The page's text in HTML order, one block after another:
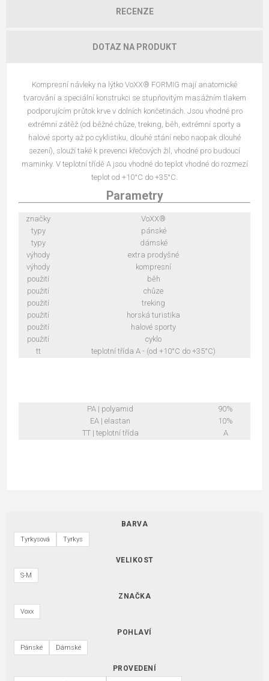
RECENZE
DOTAZ NA PRODUKT
Kompresní návleky na lýtko VoXX® FORMIG mají anatomické
tvarování a speciální konstrukci se stupňovitým masážním tlakem
podporujícím průtok krve v dolních končetinách. Jsou vhodné pro
extrémní zátěž (od běžné chůze, treking, běh, extrémní sporty a
halové sporty až po cyklistiku, dlouhé stání nebo naopak dlouhé
sezení), slouží také k prevenci křečových žil, vhodné pro budoucí
maminky. V teplotní třídě A jsou vhodné do teplot vhodné do rozmezí
teplot od +10°C do +35°C.
Parametry
značky
VoXX®
typy
pánské
typy
dámské
výhody
extra prodyšné
výhody
kompresní
použití
běh
použití
chůze
použití
treking
použití
horská turistika
použití
halové sporty
použití
cyklo
tt
teplotní třída A - (od +10°C do +35°C)
PA | polyamid
90%
EA | elastan
10%
TT | teplotní třída
A
BARVA
Tyrkysová Tyrkys
VELIKOST
S-M
ZNAČKA
Voxx
POHLAVÍ
Pánské Dámské
PROVEDENÍ